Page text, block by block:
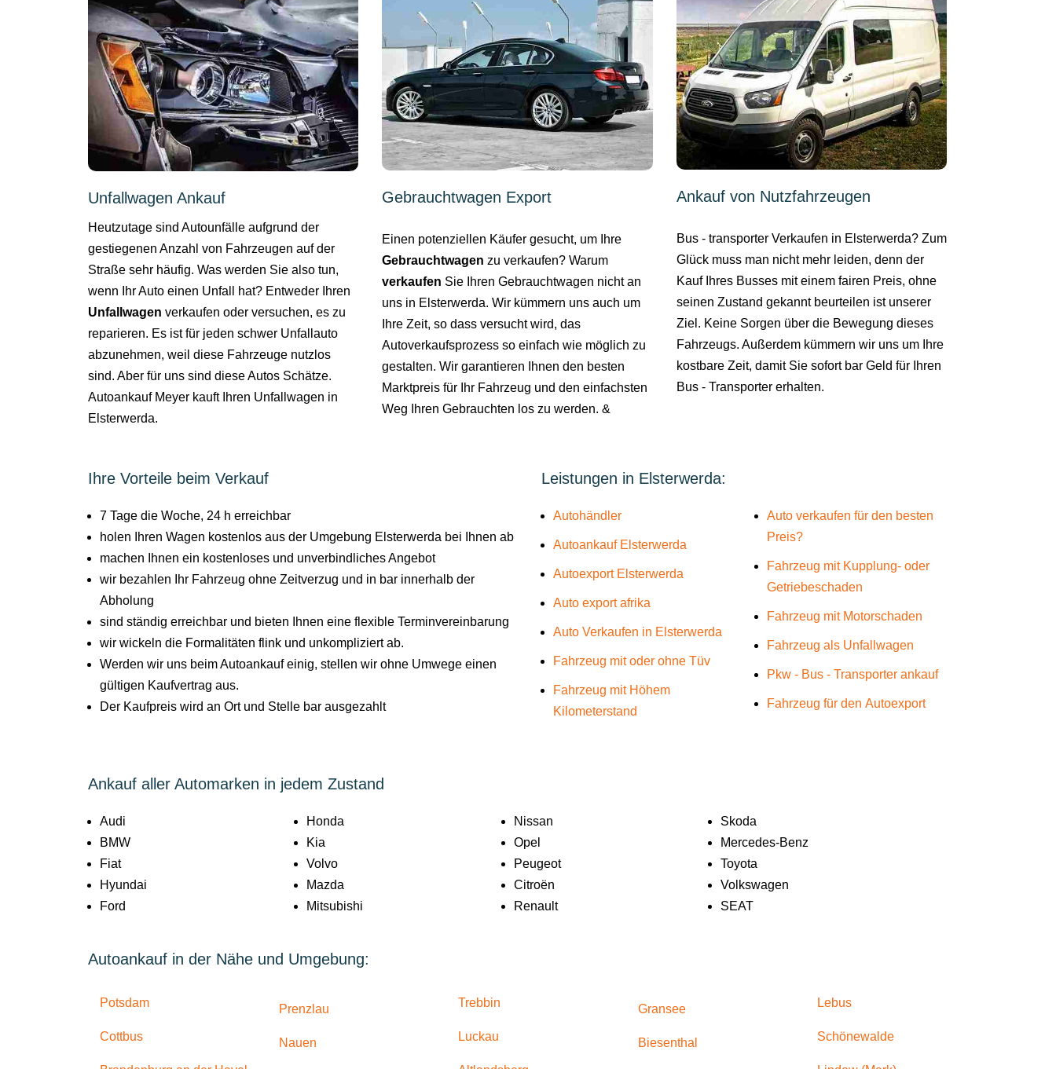
Unfallwagen Ankauf
Heutzutage sind Autounfälle aufgrund der
gestiegenen Anzahl von Fahrzeugen auf der
Straße sehr häufig. Was werden Sie also tun,
wenn Ihr Auto einen Unfall hat? Entweder Ihren
Unfallwagen verkaufen oder versuchen, es zu
reparieren. Es ist für jeden schwer Unfallauto
abzunehmen, weil diese Fahrzeuge nutzlos
sind. Aber für uns sind diese Autos Schätze.
Autoankauf Meyer kauft Ihren Unfallwagen in
Elsterwerda.
Gebrauchtwagen Export
Einen potenziellen Käufer gesucht, um Ihre
Gebrauchtwagen zu verkaufen? Warum
verkaufen Sie Ihren Gebrauchtwagen nicht an
uns in Elsterwerda. Wir kümmern uns auch um
Ihre Zeit, so dass versucht wird, das
Autoverkaufsprozess so einfach wie möglich zu
gestalten. Wir garantieren Ihnen den besten
Marktpreis für Ihr Fahrzeug und den einfachsten
Weg Ihren Gebrauchten los zu werden. &
Ankauf von Nutzfahrzeugen
Bus - transporter Verkaufen in Elsterwerda? Zum
Glück muss man nicht mehr leiden, denn der
Kauf Ihres Busses mit einem fairen Preis, ohne
seinen Zustand gekannt beurteilen ist unserer
Ziel. Keine Sorgen über die Bewegung dieses
Fahrzeugs. Außerdem kümmern wir uns um Ihre
kostbare Zeit, damit Sie sofort bar Geld für Ihren
Bus - Transporter erhalten.
Ihre Vorteile beim Verkauf
7 Tage die Woche, 24 h erreichbar
holen Ihren Wagen kostenlos aus der Umgebung Elsterwerda bei Ihnen ab
machen Ihnen ein kostenloses und unverbindliches Angebot
wir bezahlen Ihr Fahrzeug ohne Zeitverzug und in bar innerhalb der
Abholung
sind ständig erreichbar und bieten Ihnen eine flexible Terminvereinbarung
wir wickeln die Formalitäten flink und unkompliziert ab.
Werden wir uns beim Autoankauf einig, stellen wir ohne Umwege einen
gültigen Kaufvertrag aus.
Der Kaufpreis wird an Ort und Stelle bar ausgezahlt
Leistungen in Elsterwerda:
Autohändler
Autoankauf Elsterwerda
Autoexport Elsterwerda
Auto export afrika
Auto Verkaufen in Elsterwerda
Fahrzeug mit oder ohne Tüv
Fahrzeug mit Höhem
Kilometerstand
Auto verkaufen für den besten
Preis?
Fahrzeug mit Kupplung- oder
Getriebeschaden
Fahrzeug mit Motorschaden
Fahrzeug als Unfallwagen
Pkw - Bus - Transporter ankauf
Fahrzeug für den Autoexport
Ankauf aller Automarken in jedem Zustand
Audi
BMW
Fiat
Hyundai
Ford
Honda
Kia
Volvo
Mazda
Mitsubishi
Nissan
Opel
Peugeot
Citroën
Renault
Skoda
Mercedes-Benz
Toyota
Volkswagen
SEAT
Autoankauf in der Nähe und Umgebung:
Potsdam
Cottbus
Prenzlau
Nauen
Trebbin
Luckau
Gransee
Biesenthal
Lebus
Schönewalde